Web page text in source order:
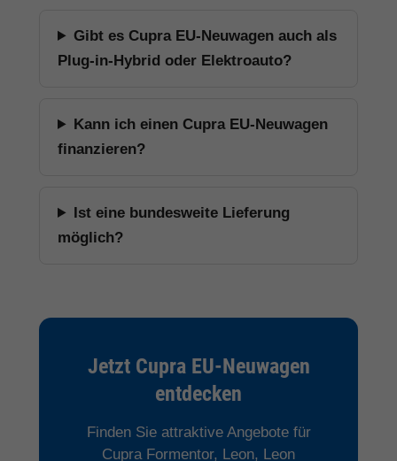
Gibt es Cupra EU-Neuwagen auch als
Plug-in-Hybrid oder Elektroauto?
Kann ich einen Cupra EU-Neuwagen
finanzieren?
Ist eine bundesweite Lieferung
möglich?
Jetzt Cupra EU-Neuwagen
entdecken
Finden Sie attraktive Angebote für
Cupra Formentor, Leon, Leon